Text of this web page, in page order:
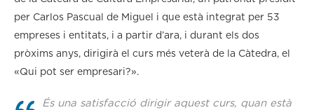
per Carlos Pascual de Miguel i que està integrat per 53
empreses i entitats, i a partir d’ara, i durant els dos
pròxims anys, dirigirà el curs més veterà de la Càtedra, el
«Qui pot ser empresari?».
És una satisfacció dirigir aquest curs, quan està